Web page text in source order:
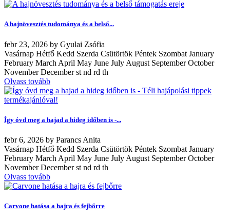
A hajnövesztés tudománya és a belső...
febr 23, 2026 by Gyulai Zsófia
Vasárnap Hétfő Kedd Szerda Csütörtök Péntek Szombat January
February March April May June July August September October
November December st nd rd th
Olvass tovább
Így óvd meg a hajad a hideg időben is -...
febr6, 2026 by Parancs Anita
Vasárnap Hétfő Kedd Szerda Csütörtök Péntek Szombat January
February March April May June July August September October
November December st nd rd th
Olvass tovább
Carvone hatása a hajra és fejbőrre